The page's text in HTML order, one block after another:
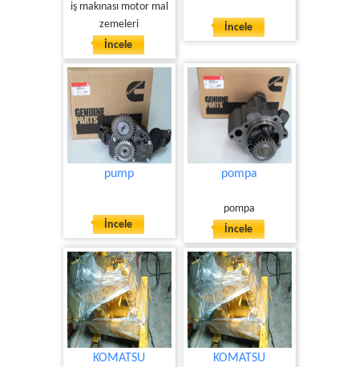
iş makınası motor mal
zemeleri
İncele
İncele
pump
İncele
pompa
pompa
İncele
KOMATSU
KOMATSU